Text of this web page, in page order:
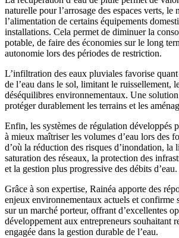
naturelle pour l’arrosage des espaces verts, le
l’alimentation de certains équipements
installations. Cela permet de diminuer la
potable, de faire des économies sur le long
autonomie lors des périodes de restriction.
L’infiltration des eaux pluviales favorise
de l’eau dans le sol, limitant le ruissellement,
déséquilibres environnementaux. Une
protéger durablement les terrains et les
Enfin, les systèmes de régulation développés
à mieux maîtriser les volumes d’eau lors des
d’où la réduction des risques d’inondation, la
saturation des réseaux, la protection des
et la gestion plus progressive des débits d’eau.
Grâce à son expertise, Rainéa apporte des
enjeux environnementaux actuels et confirme
sur un marché porteur, offrant d’excellentes
développement aux entrepreneurs souhaitant
engagée dans la gestion durable de l’eau.